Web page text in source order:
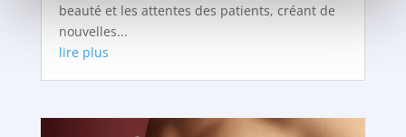
beauté et les attentes des patients, créant de
nouvelles...
lire plus